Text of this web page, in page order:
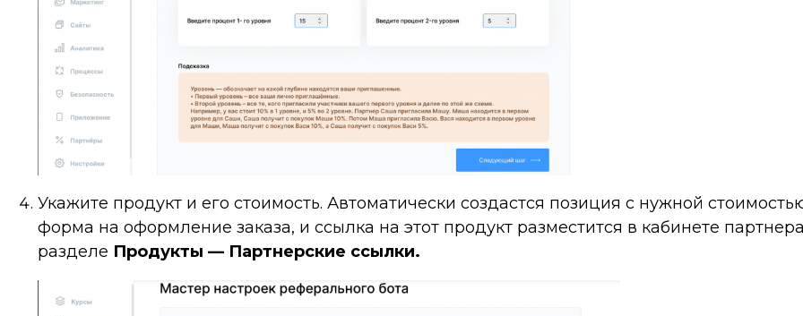
Укажите продукт и его стоимость. Автоматически создастся позиция с нужной
форма на оформление заказа, и ссылка на этот продукт разместится в кабинете
разделе Продукты — Партнерские ссылки.